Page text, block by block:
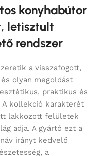
konyhabútor
letisztult
rendszer
a visszafogott,
olyan megoldást
praktikus és
A kollekció karakterét
lakkozott felületek
adja. A gyártó ezt a
irányt kedvelő
a